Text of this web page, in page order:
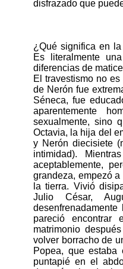
disfrazado que
¿Qué significa en
Es literalmente
diferencias de
El travestismo no
de Nerón fue
Séneca, fue
aparentemente
sexualmente, sino
Octavia, la hija del
y Nerón diecisiete
intimidad).
aceptablemente,
grandeza, empezó
la tierra. Vivió
Julio César,
pareció
matrimonio
volver borracho de
Popea, que
puntapié en el